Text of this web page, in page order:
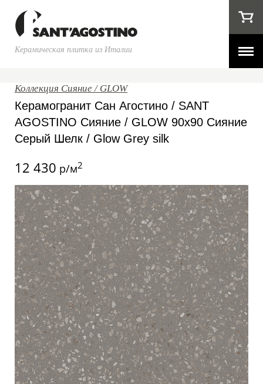
Керамическая плитка из Италии
Коллекция Сияние / GLOW
Керамогранит Сан Агостино / SANT
AGOSTINO Сияние / GLOW 90x90 Сияние
Серый Шелк / Glow Grey silk
12 430 р/м2